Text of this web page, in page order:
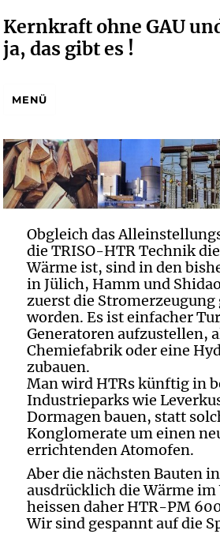
Kernkraft ohne GAU
ja, das gibt es !
MENÜ
Obgleich das
die TRISO-HTR Technik
Wärme ist, sind in den
in Jülich, Hamm und
zuerst die Stromerzeugung
worden. Es ist einfacher
Generatoren aufzustellen,
Chemiefabrik oder eine
zubauen.
Man wird HTRs künftig in
Industrieparks wie
Dormagen bauen, statt
Konglomerate um einen
errichtenden Atomofen.
Aber die nächsten Bauten
ausdrücklich die Wärme
heissen daher HTR-PM
Wir sind gespannt auf die